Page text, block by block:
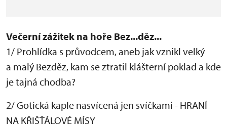
Večerní zážitek na hoře Bez...děz...
1/ Prohlídka s průvodcem, aneb jak vznikl velký
a malý Bezděz, kam se ztratil klášterní poklad a kde
je tajná chodba?
2/ Gotická kaple nasvícená jen svíčkami - HRANÍ
NA KŘIŠŤÁLOVÉ MÍSY